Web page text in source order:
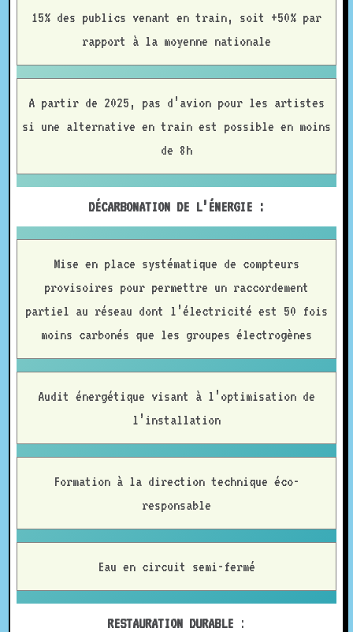
15% des publics venant en train, soit +50% par
rapport à la moyenne nationale
A partir de 2025, pas d’avion pour les artistes
si une alternative en train est possible en moins
de 8h
DÉCARBONATION DE L’ÉNERGIE :
Mise en place systématique de compteurs
provisoires pour permettre un raccordement
partiel au réseau dont l’électricité est 50 fois
moins carbonés que les groupes électrogènes
Audit énergétique visant à l’optimisation de
l’installation
Formation à la direction technique éco-
responsable
Eau en circuit semi-fermé
RESTAURATION DURABLE :